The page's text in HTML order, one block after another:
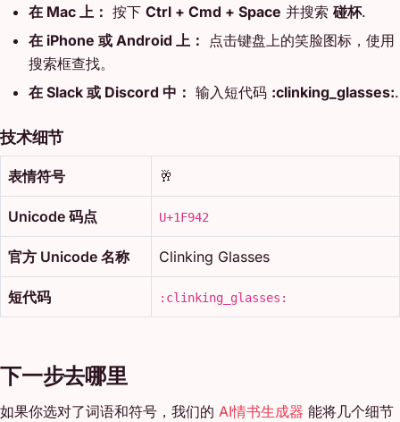
在 Mac 上： 按下 Ctrl + Cmd + Space 并搜索 碰杯.
在 iPhone 或 Android 上：
点击键盘上的笑脸图标，使用
搜索框查找。
在 Slack 或 Discord 中： 输入短代码 :clinking_glasses:.
技术细节
表情符号 🥂
Unicode 码点 U+1F942
官方 Unicode 名称 Clinking Glasses
短代码 :clinking_glasses:
下一步去哪里
如果你选对了词语和符号，我们的 AI情书生成器 能将几个细节